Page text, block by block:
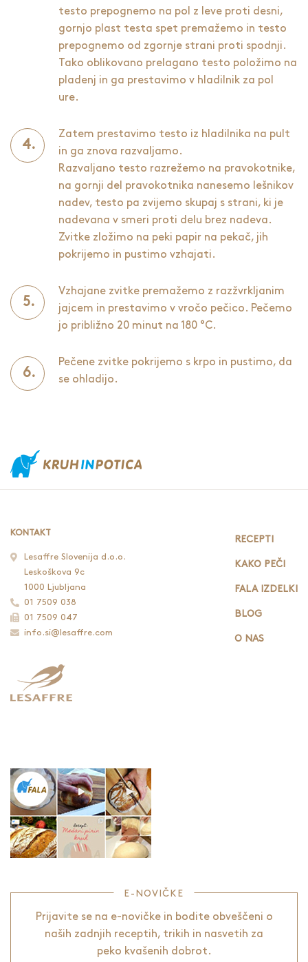
testo prepognemo na pol z leve proti desni,
gornjo plast testa spet premažemo in testo
prepognemo od zgornje strani proti spodnji.
Tako oblikovano prelagano testo položimo na
pladenj in ga prestavimo v hladilnik za pol
ure.
Zatem prestavimo testo iz hladilnika na pult
in ga znova razvaljamo.
Razvaljano testo razrežemo na pravokotnike,
na gornji del pravokotnika nanesemo lešnikov
nadev, testo pa zvijemo skupaj s strani, ki je
nadevana v smeri proti delu brez nadeva.
Zvitke zložimo na peki papir na pekač, jih
pokrijemo in pustimo vzhajati.
Vzhajane zvitke premažemo z razžvrkljanim
jajcem in prestavimo v vročo pečico. Pečemo
jo približno 20 minut na 180 °C.
Pečene zvitke pokrijemo s krpo in pustimo, da
se ohladijo.
KONTAKT
Lesaffre Slovenija d.o.o.
Leskoškova 9c
1000 Ljubljana
01 7509 038
01 7509 047
info.si@lesaffre.com
RECEPTI
KAKO PEČI
FALA IZDELKI
BLOG
O NAS
E-NOVIČKE
Prijavite se na e-novičke in bodite obveščeni o
naših zadnjih receptih, trikih in nasvetih za
peko kvašenih dobrot.